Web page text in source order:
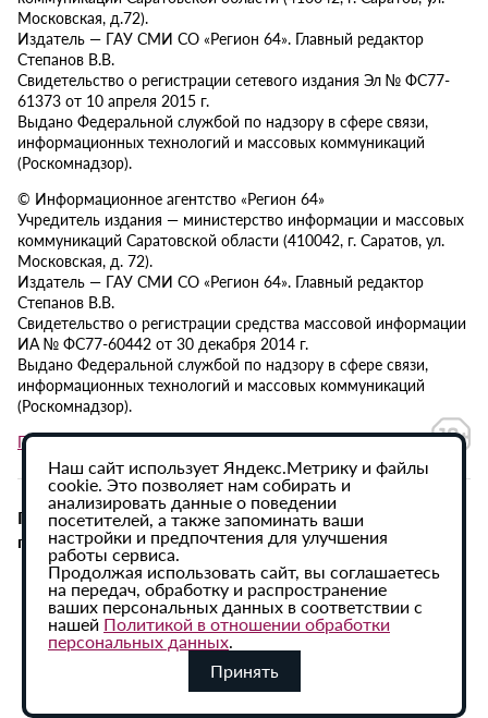
Московская, д.72).
Издатель — ГАУ СМИ СО «Регион 64». Главный редактор
Степанов В.В.
Свидетельство о регистрации сетевого издания Эл № ФС77-
61373 от 10 апреля 2015 г.
Выдано Федеральной службой по надзору в сфере связи,
информационных технологий и массовых коммуникаций
(Роскомнадзор).
© Информационное агентство «Регион 64»
Учредитель издания — министерство информации и массовых
коммуникаций Саратовской области (410042, г. Саратов, ул.
Московская, д. 72).
Издатель — ГАУ СМИ СО «Регион 64». Главный редактор
Степанов В.В.
Свидетельство о регистрации средства массовой информации
ИА № ФС77-60442 от 30 декабря 2014 г.
Выдано Федеральной службой по надзору в сфере связи,
информационных технологий и массовых коммуникаций
(Роскомнадзор).
Политика в отношении обработки персональных данных
При использовании материалов сайта активная
гиперссылка на ИА «Регион 64» обязательна.
Наш сайт использует Яндекс.Метрику и файлы
cookie. Это позволяет нам собирать и
анализировать данные о поведении
посетителей, а также запоминать ваши
настройки и предпочтения для улучшения
работы сервиса.
Продолжая использовать сайт, вы соглашаетесь
на передач, обработку и распространение
ваших персональных данных в соответствии с
нашей Политикой в отношении обработки
персональных данных.
Принять